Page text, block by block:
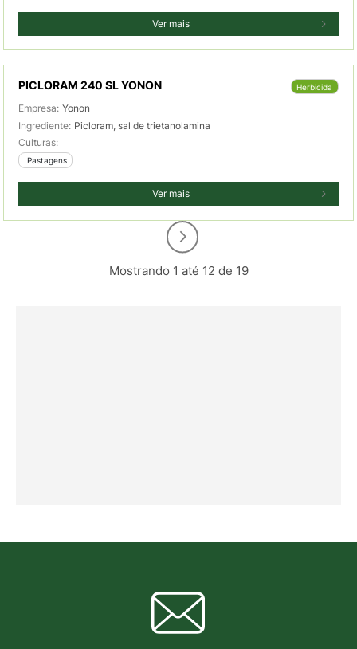
Ver mais
PICLORAM 240 SL YONON Herbicida
Empresa: Yonon
Ingrediente: Picloram, sal de trietanolamina
Culturas:
Pastagens
Ver mais
Mostrando 1 até 12 de 19